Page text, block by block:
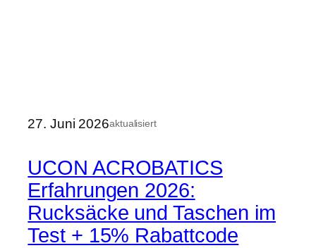
27. Juni 2026aktualisiert
UCON ACROBATICS
Erfahrungen 2026:
Rucksäcke und Taschen im
Test + 15% Rabattcode